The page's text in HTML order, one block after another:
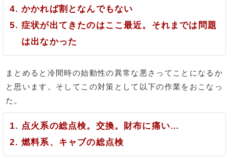
かかれば割となんでもない
症状が出てきたのはここ最近。それまでは問題
は出なかった
まとめると冷間時の始動性の異常な悪さってことになるか
と思います。そしてこの対策として以下の作業をおこなっ
た。
点火系の総点検。交換。財布に痛い…
燃料系、キャブの総点検